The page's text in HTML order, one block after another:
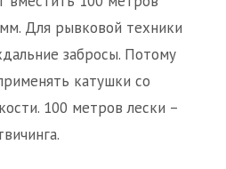
Для рывковой техники
забросы. Потому
катушки со
100 метров лески –